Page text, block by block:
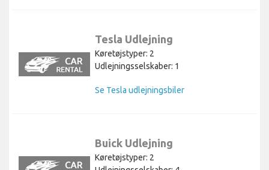
Tesla Udlejning
Køretøjstyper: 2
Udlejningsselskaber: 1
Se Tesla udlejningsbiler
Buick Udlejning
Køretøjstyper: 2